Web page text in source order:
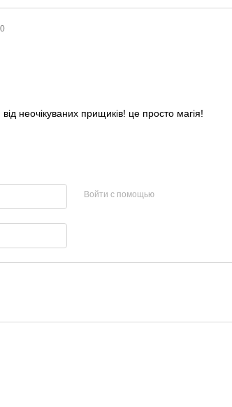
неочікуваних прищиків! це просто магія!
Войти с помощью